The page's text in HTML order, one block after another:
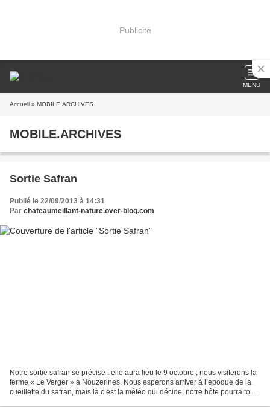
Publicité
MENU
Accueil » MOBILE.ARCHIVES
MOBILE.ARCHIVES
Sortie Safran
Publié le 22/09/2013 à 14:31
Par chateaumeillant-nature.over-blog.com
Notre sortie safran se précise : elle aura lieu le 9 octobre ; nous visiterons la
ferme « Le Verger » à Nouzerines. Nous espérons arriver à l’époque de la
cueillette du safran, mais là c’est la météo qui décide, notre hôte pourra tout